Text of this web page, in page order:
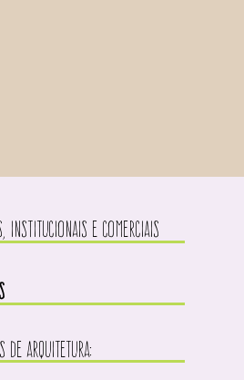
INSTITUCIONAIS E COMERCIAIS
DE ARQUITETURA: